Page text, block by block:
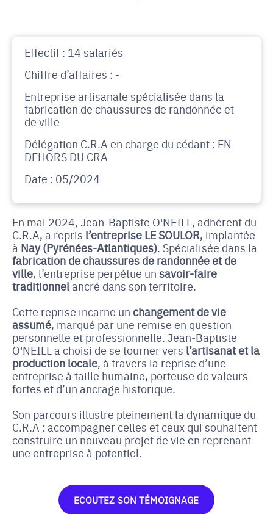
Effectif : 14 salariés
Chiffre d’affaires : -
Entreprise artisanale spécialisée dans la
fabrication de chaussures de randonnée et
de ville
Délégation C.R.A en charge du cédant : EN
DEHORS DU CRA
Date : 05/2024
En mai 2024, Jean-Baptiste O'NEILL, adhérent du
C.R.A, a repris l’entreprise LE SOULOR, implantée
à Nay (Pyrénées-Atlantiques). Spécialisée dans la
fabrication de chaussures de randonnée et de
ville, l’entreprise perpétue un savoir-faire
traditionnelancré dans son territoire.
Cette reprise incarne un changement de vie
assumé, marqué par une remise en question
personnelle et professionnelle. Jean-Baptiste
O'NEILL a choisi de se tourner vers l’artisanat et la
production locale, à travers la reprise d’une
entreprise à taille humaine, porteuse de valeurs
fortes et d’un ancrage historique.
Son parcours illustre pleinement la dynamique du
C.R.A : accompagner celles et ceux qui souhaitent
construire un nouveau projet de vie en reprenant
une entreprise à potentiel.
ECOUTEZ SON TÉMOIGNAGE